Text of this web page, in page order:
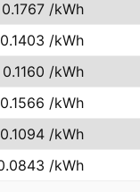
/kWh
/kWh
/kWh
/kWh
/kWh
/kWh